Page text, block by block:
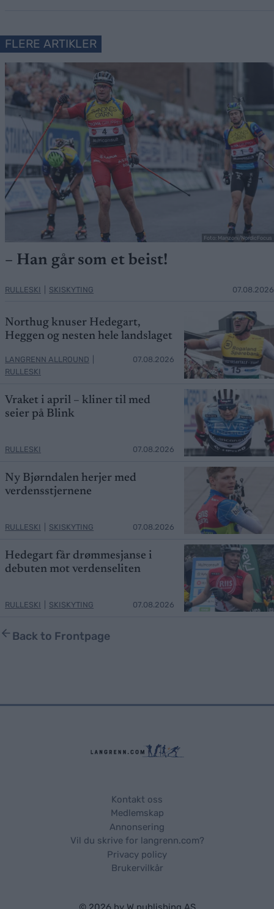
FLERE ARTIKLER
Foto: Manzoni/NordicFocus
– Han går som et beist!
RULLESKI SKISKYTING 07.08.2026
Northug knuser Hedegart,
Heggen og nesten hele landslaget
LANGRENN ALLROUND
RULLESKI
07.08.2026
Vraket i april – kliner til med
seier på Blink
RULLESKI 07.08.2026
Ny Bjørndalen herjer med
verdensstjernene
RULLESKI SKISKYTING 07.08.2026
Hedegart får drømmesjanse i
debuten mot verdenseliten
RULLESKI SKISKYTING 07.08.2026
Back to Frontpage
Kontakt oss
Medlemskap
Annonsering
Vil du skrive for langrenn.com?
Privacy policy
Brukervilkår